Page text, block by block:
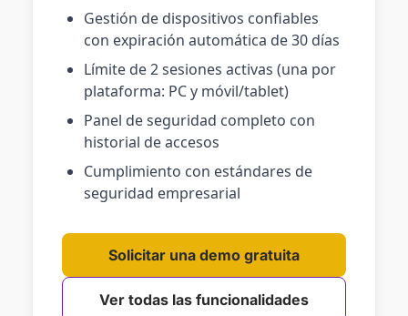
Gestión de dispositivos confiables
con expiración automática de 30 días
Límite de 2 sesiones activas (una por
plataforma: PC y móvil/tablet)
Panel de seguridad completo con
historial de accesos
Cumplimiento con estándares de
seguridad empresarial
Solicitar una demo gratuita
Ver todas las funcionalidades